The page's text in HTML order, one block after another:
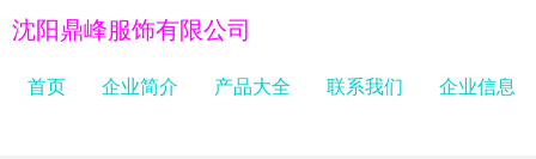
沈阳鼎峰服饰有限公司
首页 企业简介 产品大全 联系我们 企业信息